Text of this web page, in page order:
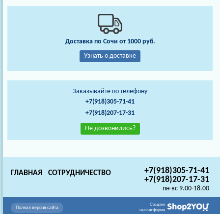
Доставка по Сочи от 1000 руб.
Узнать о доставке
Заказывайте по телефону
+7(918)305-71-41
+7(918)207-17-31
Не дозвонились?
+7(918)305-71-41
+7(918)207-17-31
пн-вс 9.00-18.00
ГЛАВНАЯ СОТРУДНИЧЕСТВО
Создано
на платформе
Полная версия сайта